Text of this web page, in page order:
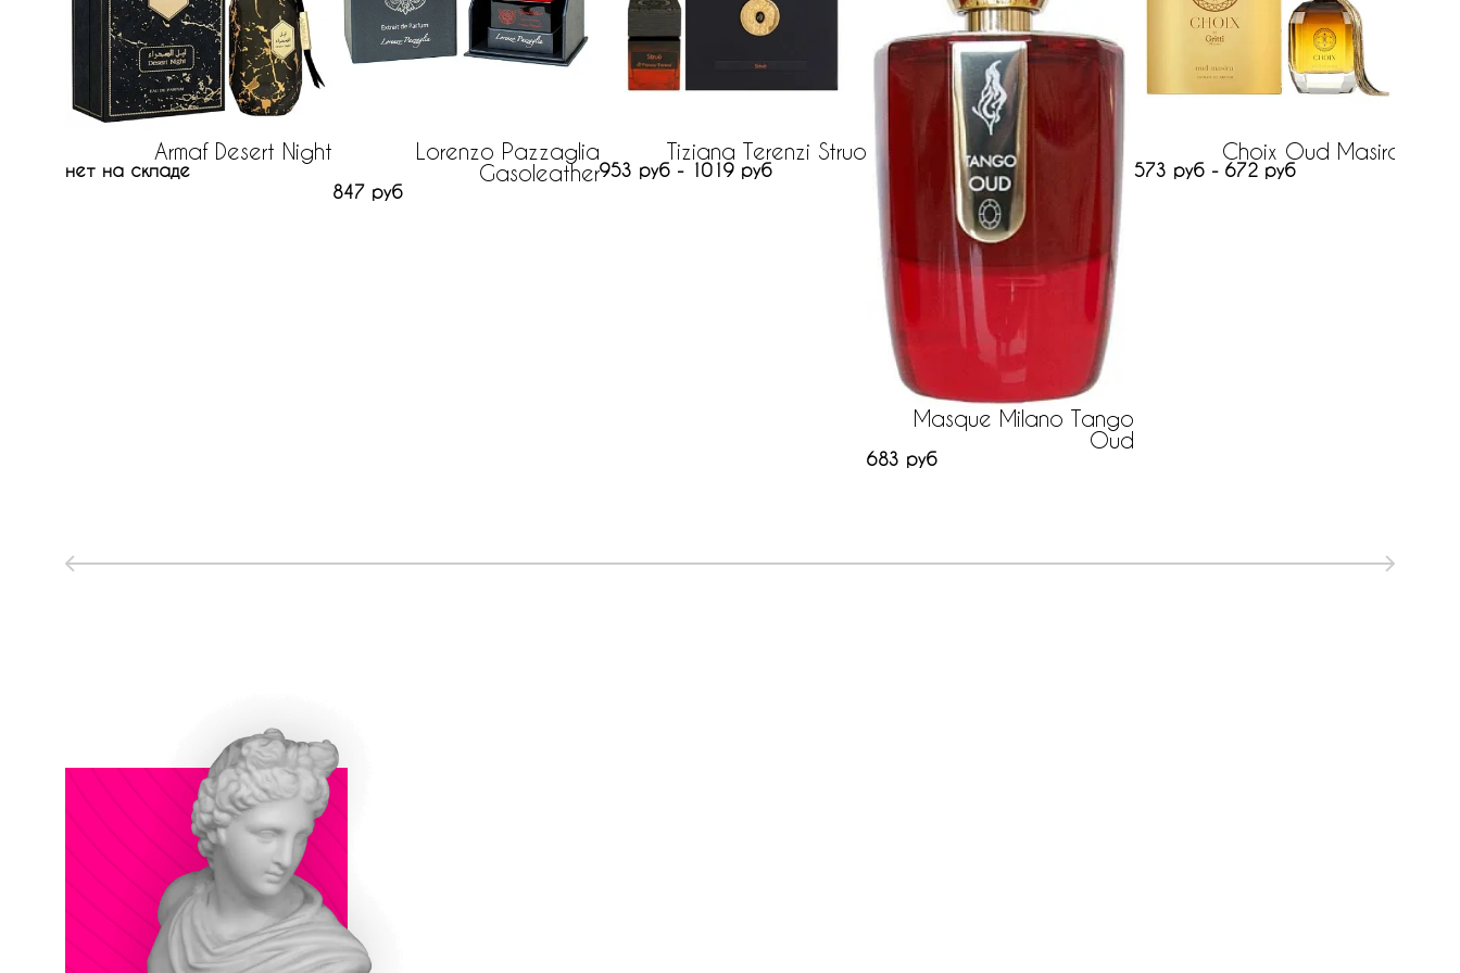
Armaf Desert Night
нет на складе
Lorenzo Pazzaglia
Gasoleather
847 руб
Tiziana Terenzi Struo
953 руб - 1019 руб
Masque Milano Tango
Oud
683 руб
Choix Oud Masira
573 руб - 672 руб